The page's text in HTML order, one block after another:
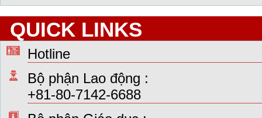
QUICK LINKS
Hotline
Bộ phận Lao động :
+81-80-7142-6688